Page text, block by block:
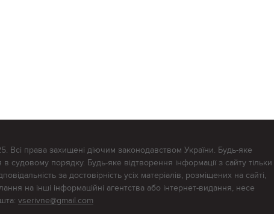
Всі права захищені діючим законодавством України. Будь-яке
судовому порядку. Будь-яке відтворення інформації з сайту тільки
за достовірність усіх матеріалів, розміщених на сайті,
на інші інформаційні агентства або інтернет-видання, несе
vserivne@gmail.com